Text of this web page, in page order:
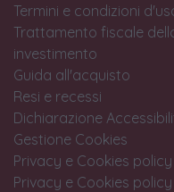
Termini e condizioni
Trattamento fiscale
investimento
Guida all'acquisto
Resi e recessi
Dichiarazione
Gestione Cookies
Privacy e Cookies policy
Privacy e Cookies policy